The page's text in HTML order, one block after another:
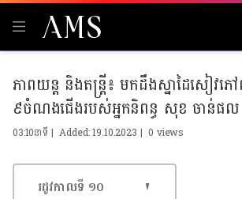
ភាពយន្ត និងតន្ត្រី៖ មកដឹងស្នាដៃសៀវភ
៩ចំណងជើងរបស់អ្នកនិពន្ធ សុខ ចាន់ផល
03:10នាទី | Added: 19.10.2023 |0 views
រដូវកាលទី​ ១០